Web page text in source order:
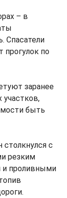
– в
Спасатели
по
заранее
участков,
быть
столкнулся с
резким
и проливными